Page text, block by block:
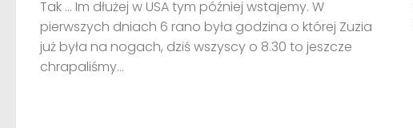
Tak … Im dłużej w USA tym później wstajemy. W
pierwszych dniach 6 rano była godzina o której Zuzia
już była na nogach, dziś wszyscy o 8.30 to jeszcze
chrapaliśmy...